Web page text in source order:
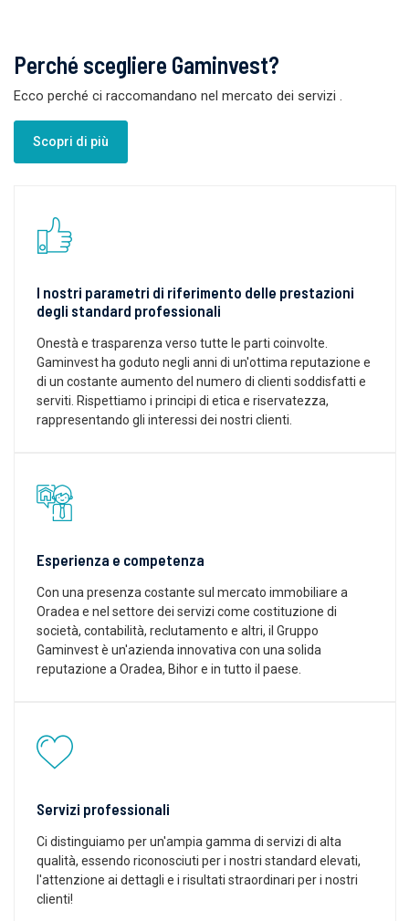
Perché scegliere Gaminvest?
Ecco perché ci raccomandano nel mercato dei servizi
Scopri di più
I nostri parametri di riferimento delle prestazioni
degli standard professionali
Onestà e trasparenza verso tutte le parti coinvolte.
Gaminvest ha goduto negli anni di un'ottima reputazione e
di un costante aumento del numero di clienti soddisfatti e
serviti. Rispettiamo i principi di etica e riservatezza,
rappresentando gli interessi dei nostri clienti.
Esperienza e competenza
Con una presenza costante sul mercato immobiliare a
Oradea e nel settore dei servizi come costituzione di
società, contabilità, reclutamento e altri, il Gruppo
Gaminvest è un'azienda innovativa con una solida
reputazione a Oradea, Bihor e in tutto il paese.
Servizi professionali
Ci distinguiamo per un'ampia gamma di servizi di alta
qualità, essendo riconosciuti per i nostri standard elevati,
l'attenzione ai dettagli e i risultati straordinari per i nostri
clienti!